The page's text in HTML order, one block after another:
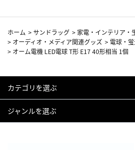
ホーム >サンドラッグ > 家電・インテリア・
> オーディオ・メディア関連グッズ > 電球・
> オーム電機 LED電球 T形 E17 40形相当 1個
カテゴリを選ぶ
ジャンルを選ぶ